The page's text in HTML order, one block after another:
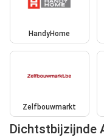
HandyHome
Zelfbouwmarkt
Dichtstbijzijnde